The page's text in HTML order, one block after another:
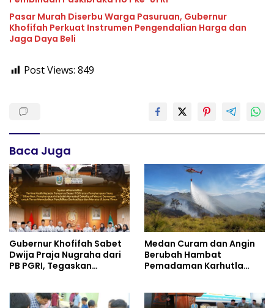
Pasar Murah Diserbu Warga Pasuruan, Gubernur
Khofifah Perkuat Instrumen Pengendalian Harga dan
Jaga Daya Beli
Post Views: 849
Baca Juga
Gubernur Khofifah Sabet
Dwija Praja Nugraha dari
PB PGRI, Tegaskan
Berkualitas dan Merata
Medan Curam dan Angin
Berubah Hambat
Pemadaman Karhutla